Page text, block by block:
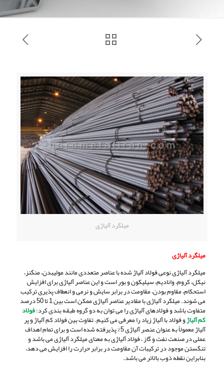
میلگرد آلیاژی
میلگرد آلیاژی
میلگرد آلیاژی نوعی فولاد آلیاژ شده با عناصر متعددی مانند مولیبدن، منگنز،
نیکل، کروم، وانادیم، سیلیکون و بور است و این عناصر آلیاژی برای افزایش
استحکام، مقاوم بودن، مقاومت در برابر سایش و نرمی و انعطاف پذیری ترکیب
می شوند. میلگرد آلیاژی با مقادیر عناصر آلیاژی ممکن است بین 1 تا 50 درصد
متفاوت باشد و فولادهای آلیاژی را می توان به دو گروه طبقه بندی کرد:فولاد
کم آلیاژو فولاد با آلیاژ زیاد را معرفی می کنیم. تفاوت بین فولاد کم آلیاژ و پر
آلیاژ معمولاً به عنوان عنصر آلیاژی 5% پذیرفته شده است و برای تمام اهداف
عملی در صنعت نفت و گاز ، فولاد آلیاژی به معنای میلگرد آلیاژی می باشد و
تنگستن موجود در ترکیبات آن مقاومت در برابر حرارت را افزایش می دهد،
بنابراین نقطه ذوب بالاتر می باشد.